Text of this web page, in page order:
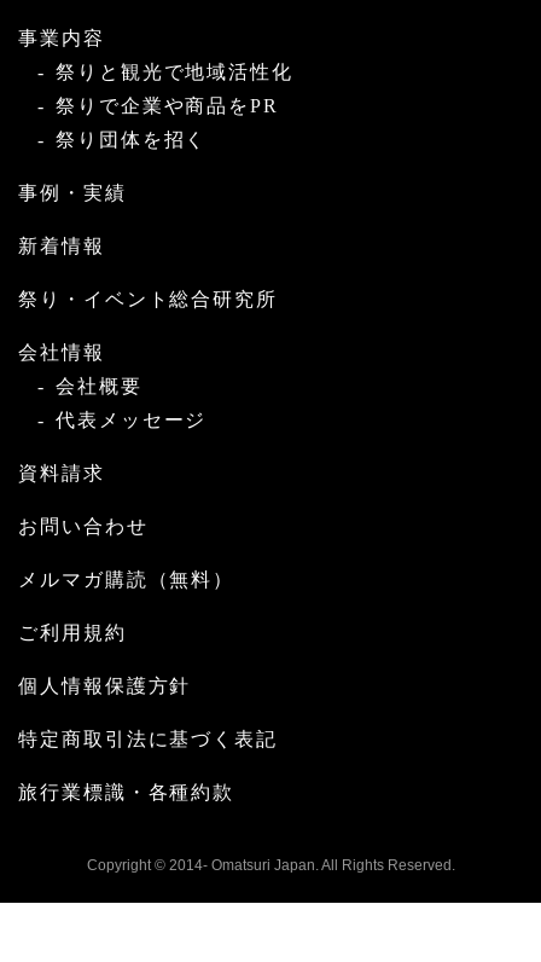
事業内容
祭りと観光で地域活性化
祭りで企業や商品をPR
祭り団体を招く
事例・実績
新着情報
祭り・イベント総合研究所
会社情報
会社概要
代表メッセージ
資料請求
お問い合わせ
メルマガ購読（無料）
ご利用規約
個人情報保護方針
特定商取引法に基づく表記
旅行業標識・各種約款
Copyright © 2014- Omatsuri Japan. All Rights Reserved.